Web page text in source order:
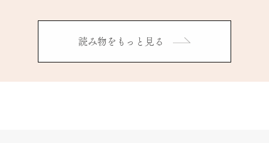
読み物をもっと見る